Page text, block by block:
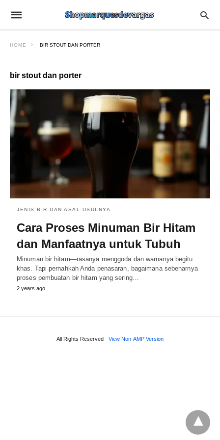
HOME BIR STOUT DAN PORTER
bir stout dan porter
JENIS BIR DAN ASAL-USULNYA
Cara Proses Minuman Bir Hitam
dan Manfaatnya untuk Tubuh
Minuman bir hitam—rasanya menggoda dan warnanya begitu
khas. Tapi pernahkah Anda penasaran, bagaimana sebenarnya
proses pembuatan bir hitam yang sering…
2 years ago
All Rights Reserved View Non-AMP Version